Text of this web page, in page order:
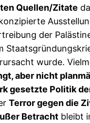
Quellen/Zitate
der
wurde.
aber nicht
gesetzte Politik
Terror gegen die
Betracht bleibt